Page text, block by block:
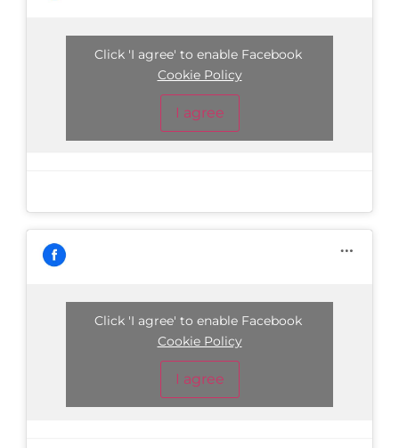
Click 'I agree' to enable Facebook
Cookie Policy
I agree
Click 'I agree' to enable Facebook
Cookie Policy
I agree